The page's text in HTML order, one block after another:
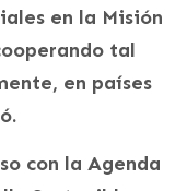
en la Misión
tal
en países
con la Agenda